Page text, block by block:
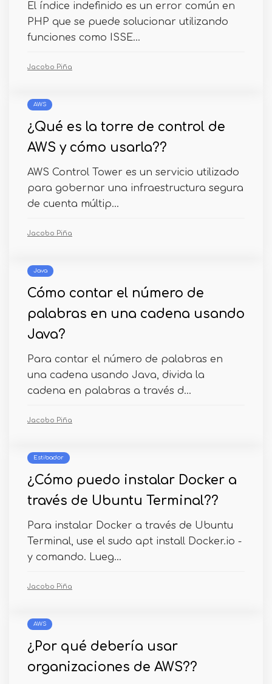
El índice indefinido es un error común en
PHP que se puede solucionar utilizando
funciones como ISSE...
Jacobo Piña
AWS
¿Qué es la torre de control de
AWS y cómo usarla??
AWS Control Tower es un servicio utilizado
para gobernar una infraestructura segura
de cuenta múltip...
Jacobo Piña
Java
Cómo contar el número de
palabras en una cadena usando
Java?
Para contar el número de palabras en
una cadena usando Java, divida la
cadena en palabras a través d...
Jacobo Piña
Estibador
¿Cómo puedo instalar Docker a
través de Ubuntu Terminal??
Para instalar Docker a través de Ubuntu
Terminal, use el sudo apt install Docker.io -
y comando. Lueg...
Jacobo Piña
AWS
¿Por qué debería usar
organizaciones de AWS??